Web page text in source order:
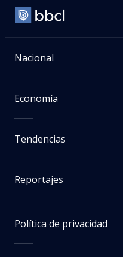
Nacional
Economía
Tendencias
Reportajes
Política de privacidad